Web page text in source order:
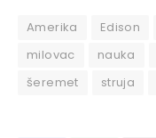
Amerika Edison
milovac
nauka
šeremet
struja